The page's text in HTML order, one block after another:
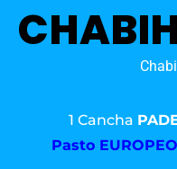
1 Cancha
Pasto